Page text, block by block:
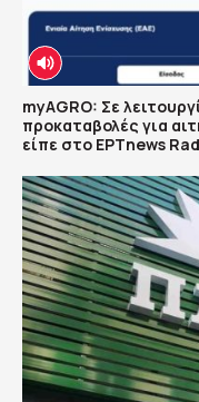
myAGRO: Σε
προκαταβολές για
είπε στο ΕΡΤnews